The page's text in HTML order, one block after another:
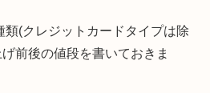
類(クレジットカードタイプは除
前後の値段を書いておきま